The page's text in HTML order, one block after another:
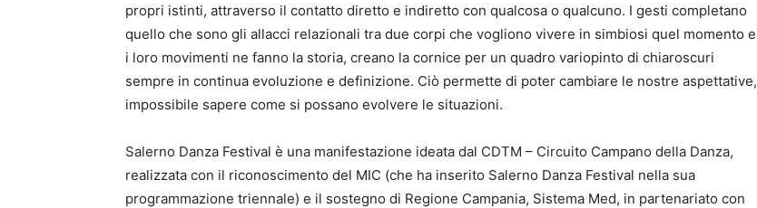
propri istinti, attraverso il contatto diretto e indiretto con qualcosa o qualcuno. I gesti completano
quello che sono gli allacci relazionali tra due corpi che vogliono vivere in simbiosi quel momento e
i loro movimenti ne fanno la storia, creano la cornice per un quadro variopinto di chiaroscuri
sempre in continua evoluzione e definizione. Ciò permette di poter cambiare le nostre aspettative,
impossibile sapere come si possano evolvere le situazioni.
Salerno Danza Festival è una manifestazione ideata dal CDTM – Circuito Campano della Danza,
realizzata con il riconoscimento del MIC (che ha inserito Salerno Danza Festival nella sua
programmazione triennale) e il sostegno di Regione Campania, Sistema Med, in partenariato con